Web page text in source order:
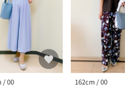
/ 00 162cm / 00